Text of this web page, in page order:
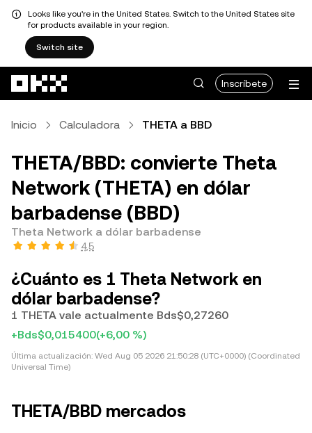
Looks like you're in the United States. Switch to the United States site
for products available in your region.
Switch site
Inscríbete
Inicio Calculadora THETA a BBD
THETA/BBD: convierte Theta
Network (THETA) en dólar
barbadense (BBD)
Theta Network a dólar barbadense
4,5
¿Cuánto es 1 Theta Network en
dólar barbadense?
1 THETA vale actualmente Bds$0,27260
+Bds$0,015400(+6,00 %)
Última actualización: Wed Aug 05 2026 21:50:28 (UTC+0000) (Coordinated
Universal Time)
THETA/BBD mercados